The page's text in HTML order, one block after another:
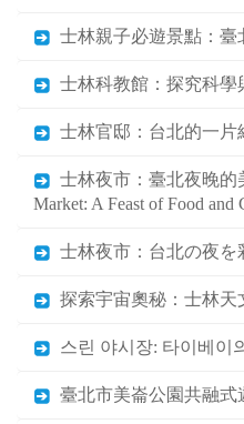
士林親子必遊景點：臺
士林科教館：探究科學
士林官邸：台北的一片
士林夜市：臺北夜晚的
Market: A Feast of Food and
士林夜市：台北の夜を
探索宇宙奧秘：士林天
스린 야시장: 타이베이
臺北市美崙公園共融式